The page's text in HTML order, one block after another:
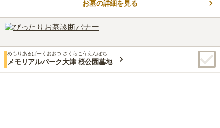
リットのひとつです。「びわこ文化公園」に隣接していて、お参
て、ご家族そろってのお参りにも便利です。
口コミ評価
60代女性
最寄り駅から霊園の間にショッピングセンターがあるのでお墓参
りのお花やお供えはそちらで買えます。お食事処も10軒くらいは有るので
その日の気分で和食、中華など選べて美味しく頂けます。
お墓の詳細を見る
めもりあるぱーくおおつ さくらこうえんぼち
メモリアルパーク大津 桜公園墓地